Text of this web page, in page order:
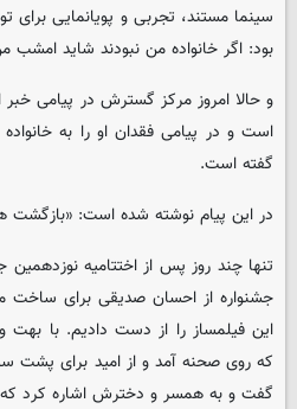
سینما مستند، تجربی و پویانمایی برای
بود: اگر خانواده من نبودند شاید امشب
و حالا امروز مرکز گسترش در پیامی
است و در پیامی فقدان او را به
گفته است.
در این پیام نوشته شده است:
تنها چند روز پس از اختتامیه
جشنواره از احسان صدیقی برای ساخت
این فیلمساز را از دست دادیم. با بهت
که روی صحنه آمد و از امید برای پشت
گفت و به همسر و دخترش اشاره کرد که